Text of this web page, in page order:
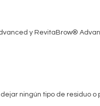
y RevitaBrow®
ningún tipo de residuo o